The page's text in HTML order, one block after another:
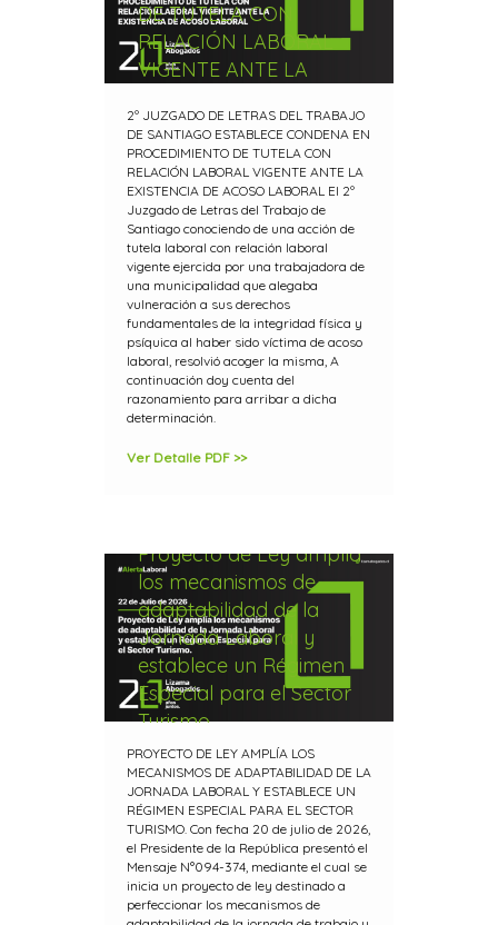
DE TUTELA CON
RELACIÓN LABORAL
VIGENTE ANTE LA
LABORAL
2º JUZGADO DE LETRAS DEL TRABAJO
DE SANTIAGO ESTABLECE CONDENA EN
PROCEDIMIENTO DE TUTELA CON
RELACIÓN LABORAL VIGENTE ANTE LA
EXISTENCIA DE ACOSO LABORAL El 2º
Juzgado de Letras del Trabajo de
Santiago conociendo de una acción de
tutela laboral con relación laboral
vigente ejercida por una trabajadora de
una municipalidad que alegaba
vulneración a sus derechos
fundamentales de la integridad física y
psíquica al haber sido víctima de acoso
laboral, resolvió acoger la misma, A
continuación doy cuenta del
razonamiento para arribar a dicha
determinación.
Ver Detalle PDF >>
Proyecto de Ley amplía
los mecanismos de
adaptabilidad de la
Jornada Laboral y
establece un Régimen
Especial para el Sector
Turismo
PROYECTO DE LEY AMPLÍA LOS
MECANISMOS DE ADAPTABILIDAD DE LA
JORNADA LABORAL Y ESTABLECE UN
RÉGIMEN ESPECIAL PARA EL SECTOR
TURISMO. Con fecha 20 de julio de 2026,
el Presidente de la República presentó el
Mensaje N°094-374, mediante el cual se
inicia un proyecto de ley destinado a
perfeccionar los mecanismos de